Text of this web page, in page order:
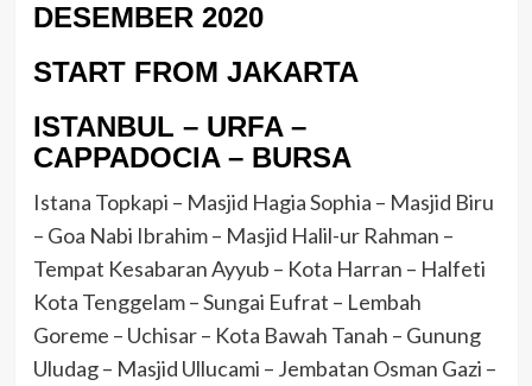
DESEMBER 2020
START FROM JAKARTA
ISTANBUL – URFA –
CAPPADOCIA – BURSA
Istana Topkapi – Masjid Hagia Sophia – Masjid Biru
– Goa Nabi Ibrahim – Masjid Halil-ur Rahman –
Tempat Kesabaran Ayyub – Kota Harran – Halfeti
Kota Tenggelam – Sungai Eufrat – Lembah
Goreme – Uchisar – Kota Bawah Tanah – Gunung
Uludag – Masjid Ullucami – Jembatan Osman Gazi –